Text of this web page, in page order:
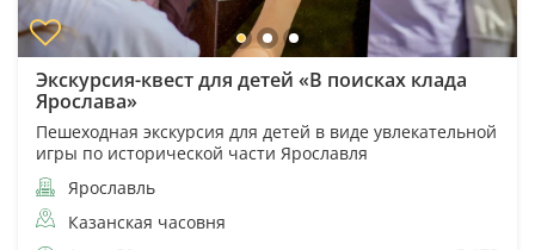
Экскурсия-квест для детей «В поисках клада
Ярослава»
Пешеходная экскурсия для детей в виде увлекательной
игры по исторической части Ярославля
Ярославль
Казанская часовня